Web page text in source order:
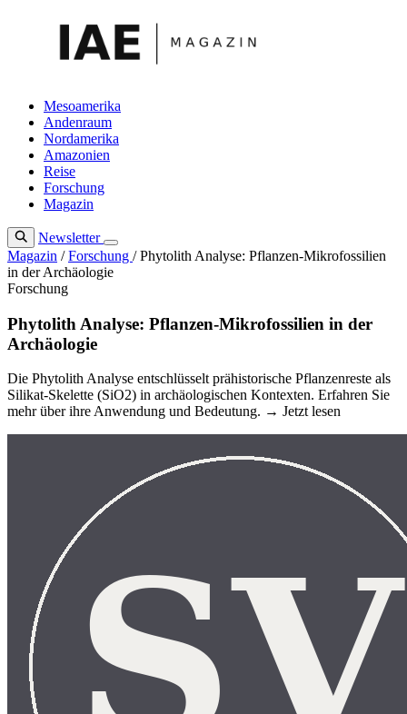
Mesoamerika
Andenraum
Nordamerika
Amazonien
Reise
Forschung
Magazin
Newsletter
Magazin / Forschung / Phytolith Analyse: Pflanzen-Mikrofossilien
in der Archäologie
Forschung
Phytolith Analyse: Pflanzen-Mikrofossilien in der
Archäologie
Die Phytolith Analyse entschlüsselt prähistorische Pflanzenreste als
Silikat-Skelette (SiO2) in archäologischen Kontexten. Erfahren Sie
mehr über ihre Anwendung und Bedeutung. → Jetzt lesen